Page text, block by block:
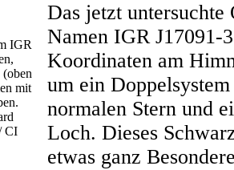
IGR
mit
CI
Das jetzt untersuchte
Namen IGR J17091-
Koordinaten am
um ein
normalen Stern und
Loch. Dieses
etwas ganz